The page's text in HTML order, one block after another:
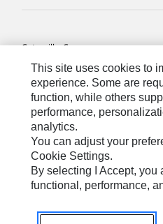
Caterpillar.com
Связаться С Caterpillar
Карта Сайта
Cookie Settings
Юридическая Информация
Конфиденциальность Личных
This site uses cookies to
experience. Some are
function, while others
performance,
analytics.
You can adjust your
Cookie Settings.
By selecting I Accept, you
functional, performance,